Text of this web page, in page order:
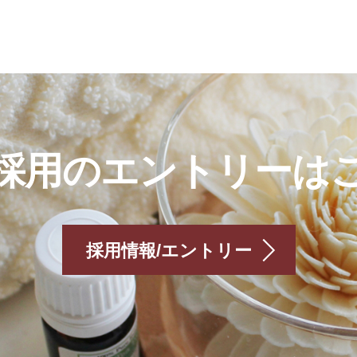
用のエントリーは
採用情報/エントリー